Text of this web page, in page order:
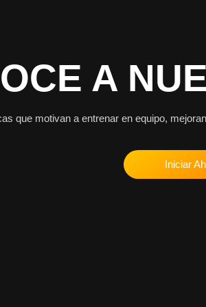
A
que motivan a entrenar en equipo,
Iniciar